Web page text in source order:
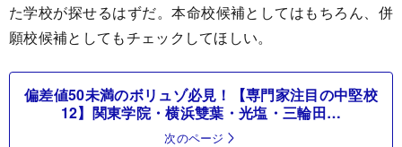
た学校が探せるはずだ。本命校候補としてはもちろん、併
願校候補としてもチェックしてほしい。
偏差値50未満のボリュゾ必見！【専門家注目の中堅校
12】関東学院・横浜雙葉・光塩・三輪田…
次のページ